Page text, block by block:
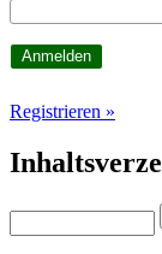
Registrieren »